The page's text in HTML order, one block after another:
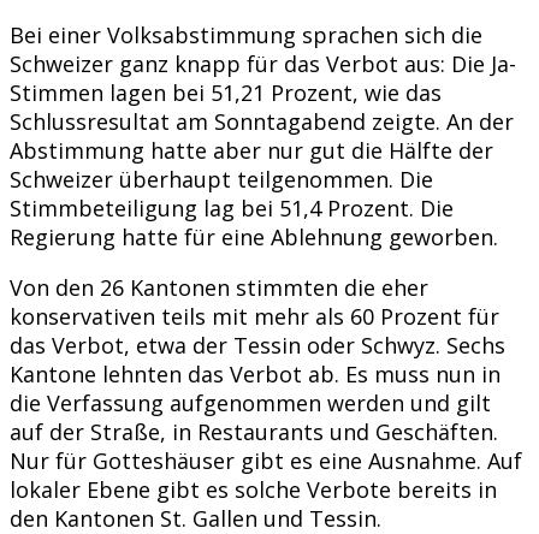
Bei einer Volksabstimmung sprachen sich die
Schweizer ganz knapp für das Verbot aus: Die Ja-
Stimmen lagen bei 51,21 Prozent, wie das
Schlussresultat am Sonntagabend zeigte. An der
Abstimmung hatte aber nur gut die Hälfte der
Schweizer überhaupt teilgenommen. Die
Stimmbeteiligung lag bei 51,4 Prozent. Die
Regierung hatte für eine Ablehnung geworben.
Von den 26 Kantonen stimmten die eher
konservativen teils mit mehr als 60 Prozent für
das Verbot, etwa der Tessin oder Schwyz. Sechs
Kantone lehnten das Verbot ab. Es muss nun in
die Verfassung aufgenommen werden und gilt
auf der Straße, in Restaurants und Geschäften.
Nur für Gotteshäuser gibt es eine Ausnahme. Auf
lokaler Ebene gibt es solche Verbote bereits in
den Kantonen St. Gallen und Tessin.